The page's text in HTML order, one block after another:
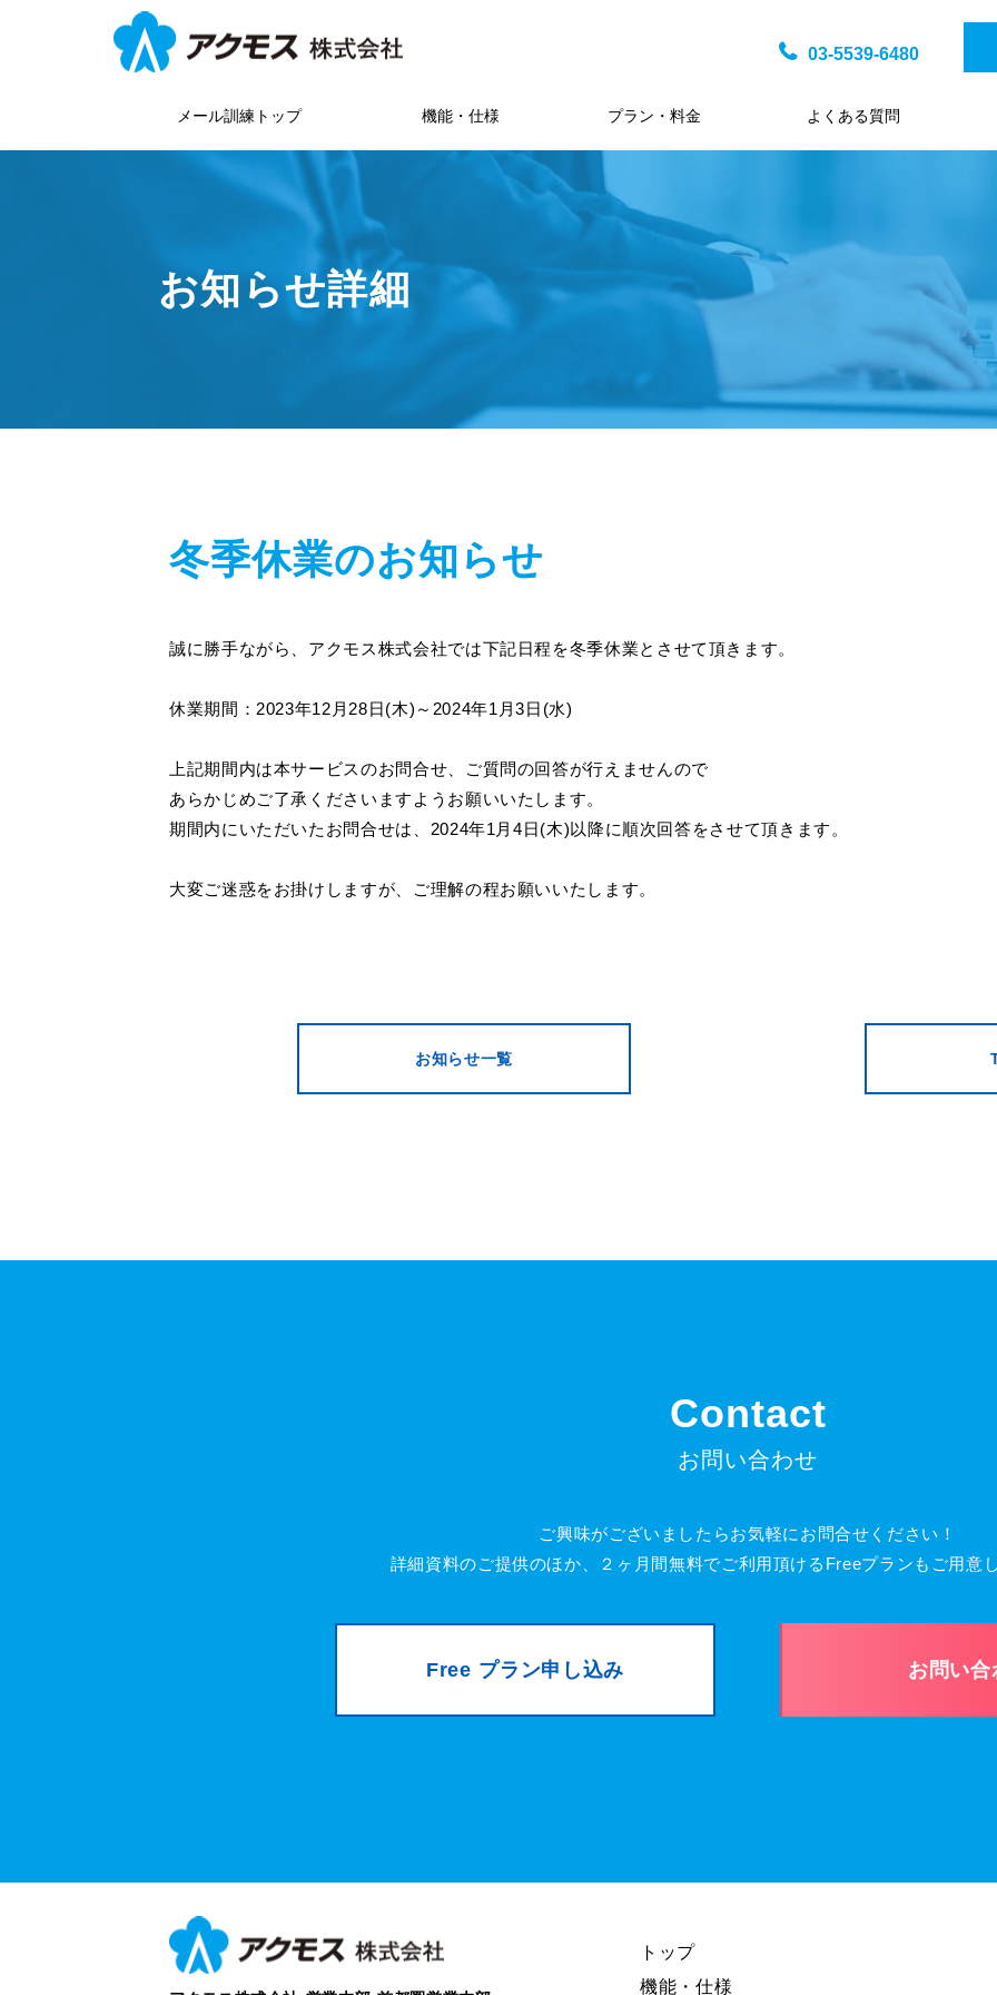
03-5539-6480
メール訓練トップ 機能・仕様 プラン・料金 よくある質問
お知らせ詳細
冬季休業のお知らせ
誠に勝手ながら、アクモス株式会社では下記日程を冬季休業とさせて頂きます。
休業期間：2023年12月28日(木)～2024年1月3日(水)
上記期間内は本サービスのお問合せ、ご質問の回答が行えませんので
あらかじめご了承くださいますようお願いいたします。
期間内にいただいたお問合せは、2024年1月4日(木)以降に順次回答をさせて頂きます。
大変ご迷惑をお掛けしますが、ご理解の程お願いいたします。
お知らせ一覧
Contact
お問い合わせ
ご興味がございましたらお気軽にお問合せください！
詳細資料のご提供のほか、２ヶ月間無料でご利用頂けるFreeプランもご用意
Free プラン申し込み お問い合
トップ
機能・仕様